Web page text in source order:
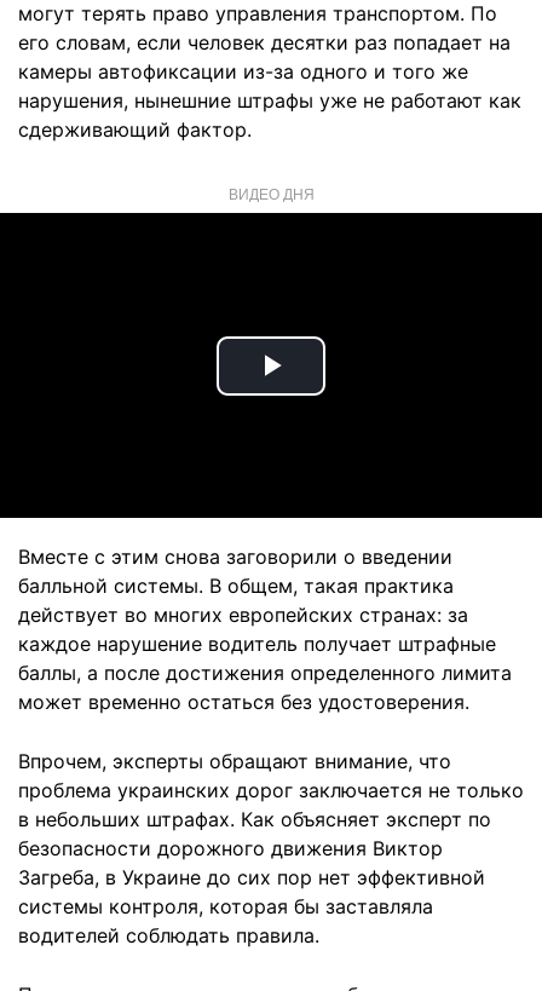
могут терять право управления транспортом. По
его словам, если человек десятки раз попадает на
камеры автофиксации из-за одного и того же
нарушения, нынешние штрафы уже не работают как
сдерживающий фактор.
ВИДЕО ДНЯ
Play
Вместе с этим снова заговорили о введении
балльной системы. В общем, такая практика
действует во многих европейских странах: за
каждое нарушение водитель получает штрафные
баллы, а после достижения определенного лимита
может временно остаться без удостоверения.
Впрочем, эксперты обращают внимание, что
проблема украинских дорог заключается не только
в небольших штрафах. Как объясняет эксперт по
безопасности дорожного движения Виктор
Загреба, в Украине до сих пор нет эффективной
системы контроля, которая бы заставляла
водителей соблюдать правила.